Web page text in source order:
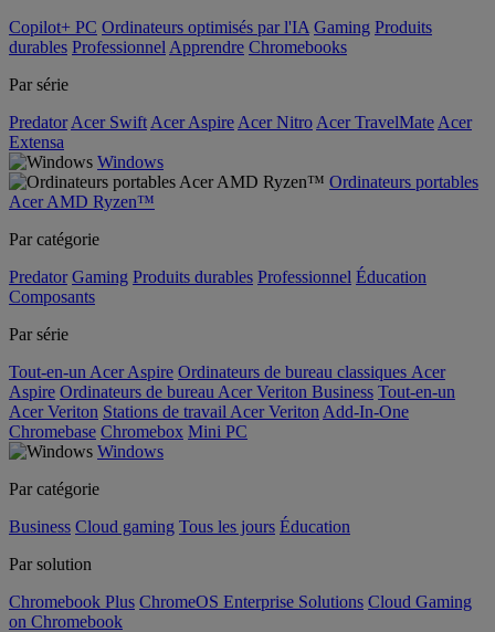
Copilot+ PC Ordinateurs optimisés par l'IA Gaming Produits
durables Professionnel Apprendre Chromebooks
Par série
Predator Acer Swift Acer Aspire Acer Nitro Acer TravelMate Acer
Extensa
Windows
Ordinateurs portables
Acer AMD Ryzen™
Par catégorie
Predator Gaming Produits durables Professionnel Éducation
Composants
Par série
Tout-en-un Acer Aspire Ordinateurs de bureau classiques Acer
Aspire Ordinateurs de bureau Acer Veriton Business Tout-en-un
Acer Veriton Stations de travail Acer Veriton Add-In-One
Chromebase Chromebox Mini PC
Windows
Par catégorie
Business Cloud gaming Tous les jours Éducation
Par solution
Chromebook Plus ChromeOS Enterprise Solutions Cloud Gaming
on Chromebook